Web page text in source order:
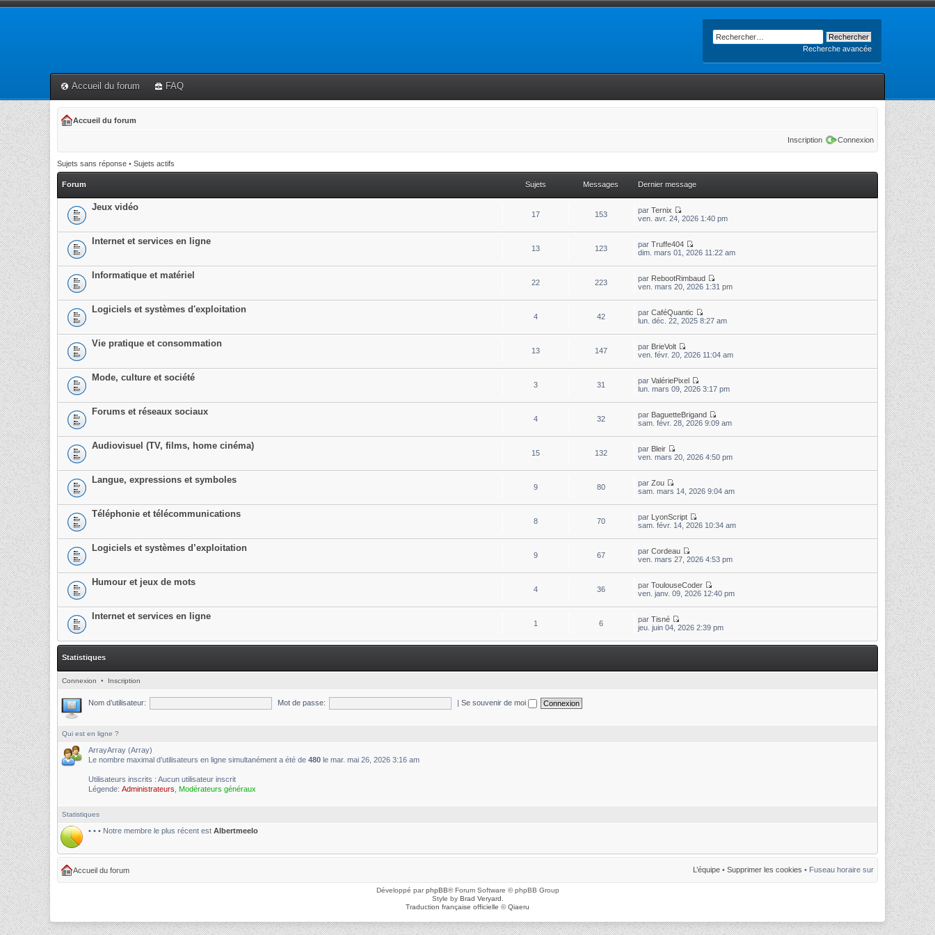
Recherche avancée
Accueil du forum FAQ
Accueil du forum
Inscription Connexion
Sujets sans réponse • Sujets actifs
Forum Sujets Messages Dernier message
Jeux vidéo
17 153 parTernix
ven. avr. 24, 2026 1:40 pm
Internet et services en ligne
13 123 parTruffe404
dim. mars 01, 2026 11:22 am
Informatique et matériel
22 223 par RebootRimbaud
ven. mars 20, 2026 1:31 pm
Logiciels et systèmes d'exploitation
4 42 parCaféQuantic
lun. déc. 22, 2025 8:27 am
Vie pratique et consommation
13 147 par BrieVolt
ven. févr. 20, 2026 11:04 am
Mode, culture et société
3 31 parValériePixel
lun. mars 09, 2026 3:17 pm
Forums et réseaux sociaux
4 32 par BaguetteBrigand
sam. févr. 28, 2026 9:09 am
Audiovisuel (TV, films, home cinéma)
15 132 par Bleir
ven. mars 20, 2026 4:50 pm
Langue, expressions et symboles
9 80 parZou
sam. mars 14, 2026 9:04 am
Téléphonie et télécommunications
8 70 par LyonScript
sam. févr. 14, 2026 10:34 am
Logiciels et systèmes d’exploitation
9 67 parCordeau
ven. mars 27, 2026 4:53 pm
Humour et jeux de mots
4 36 parToulouseCoder
ven. janv. 09, 2026 12:40 pm
Internet et services en ligne
1 6 parTisné
jeu. juin 04, 2026 2:39 pm
Statistiques
Connexion • Inscription
Nom d’utilisateur: Mot de passe: |Se souvenir de moi
Qui est en ligne ?
ArrayArray (Array)
Le nombre maximal d’utilisateurs en ligne simultanément a été de 480 le mar. mai 26, 2026 3:16 am
Utilisateurs inscrits : Aucun utilisateur inscrit
Légende: Administrateurs Modérateurs généraux
Statistiques
• • • Notre membre le plus récent est Albertmeelo
Accueil du forum L’équipe • Supprimer les cookies • Fuseau horaire sur
Développé parphpBB® Forum Software © phpBB Group
Style by Brad Veryard
Traduction française officielle ©Qiaeru